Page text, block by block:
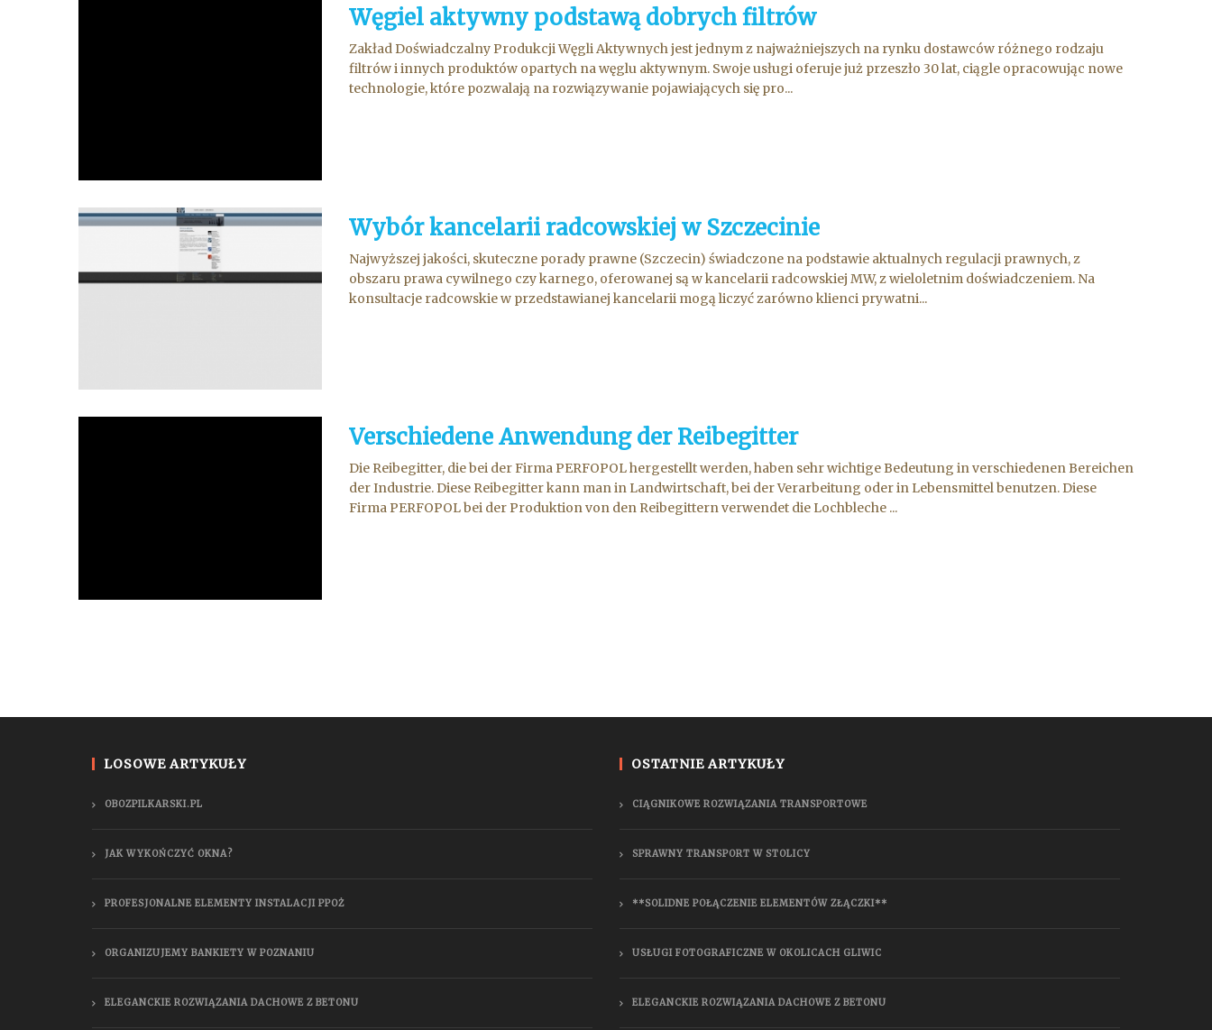
Węgiel aktywny podstawą dobrych filtrów
Zakład Doświadczalny Produkcji Węgli Aktywnych jest jednym z najważniejszych na rynku dostawców różnego rodzaju
filtrów i innych produktów opartych na węglu aktywnym. Swoje usługi oferuje już przeszło 30 lat, ciągle opracowując nowe
technologie, które pozwalają na rozwiązywanie pojawiających się pro...
Wybór kancelarii radcowskiej w Szczecinie
Najwyższej jakości, skuteczne porady prawne (Szczecin) świadczone na podstawie aktualnych regulacji prawnych, z
obszaru prawa cywilnego czy karnego, oferowanej są w kancelarii radcowskiej MW, z wieloletnim doświadczeniem. Na
konsultacje radcowskie w przedstawianej kancelarii mogą liczyć zarówno klienci prywatni...
Verschiedene Anwendung der Reibegitter
Die Reibegitter, die bei der Firma PERFOPOL hergestellt werden, haben sehr wichtige Bedeutung in verschiedenen Bereichen
der Industrie. Diese Reibegitter kann man in Landwirtschaft, bei der Verarbeitung oder in Lebensmittel benutzen. Diese
Firma PERFOPOL bei der Produktion von den Reibegittern verwendet die Lochbleche ...
LOSOWE ARTYKUŁY
OBOZPILKARSKI.PL
JAK WYKOŃCZYĆ OKNA?
PROFESJONALNE ELEMENTY INSTALACJI PPOŻ
ORGANIZUJEMY BANKIETY W POZNANIU
ELEGANCKIE ROZWIĄZANIA DACHOWE Z BETONU
OSTATNIE ARTYKUŁY
CIĄGNIKOWE ROZWIĄZANIA TRANSPORTOWE
SPRAWNY TRANSPORT W STOLICY
**SOLIDNE POŁĄCZENIE ELEMENTÓW ZŁĄCZKI**
USŁUGI FOTOGRAFICZNE W OKOLICACH GLIWIC
ELEGANCKIE ROZWIĄZANIA DACHOWE Z BETONU